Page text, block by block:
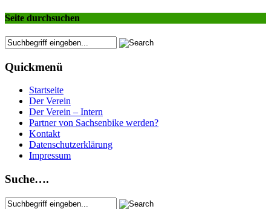
Seite durchsuchen
Quickmenü
Startseite
Der Verein
Der Verein – Intern
Partner von Sachsenbike werden?
Kontakt
Datenschutzerklärung
Impressum
Suche….